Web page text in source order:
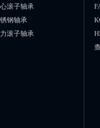
滚子轴承
钢轴承
滚子轴承